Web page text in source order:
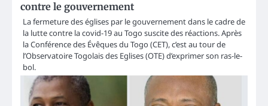
contre le gouvernement
La fermeture des églises par le gouvernement dans le cadre de
la lutte contre la covid-19 au Togo suscite des réactions. Après
la Conférence des Évêques du Togo (CET), c’est au tour de
l’Observatoire Togolais des Eglises (OTE) d’exprimer son ras-le-
bol.